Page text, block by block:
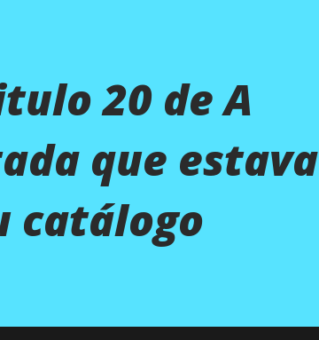
20 de A
que estava
catálogo